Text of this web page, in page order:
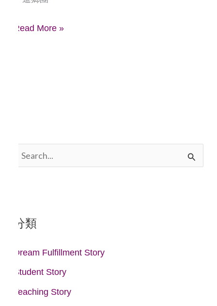
康
Read More »
搜
字
分類
Dream Fulfillment Story
Student Story
Teaching Story